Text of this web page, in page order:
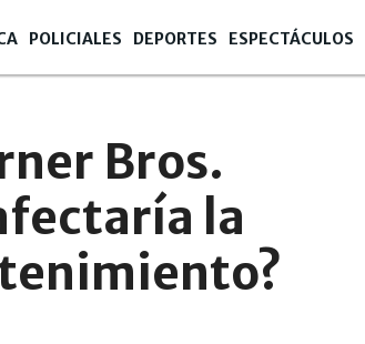
POLICIALES DEPORTES ESPECTÁCULOS
Bros.
la